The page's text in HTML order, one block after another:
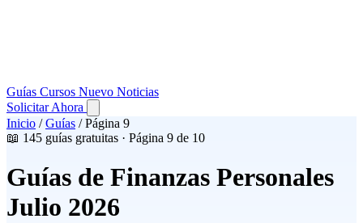
Guías Cursos Nuevo Noticias
Solicitar Ahora
Inicio / Guías / Página 9
📖 145 guías gratuitas · Página 9 de 10
Guías de Finanzas Personales
Julio 2026